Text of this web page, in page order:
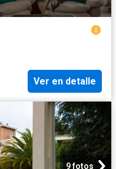
Ver en detalle
9 fotos